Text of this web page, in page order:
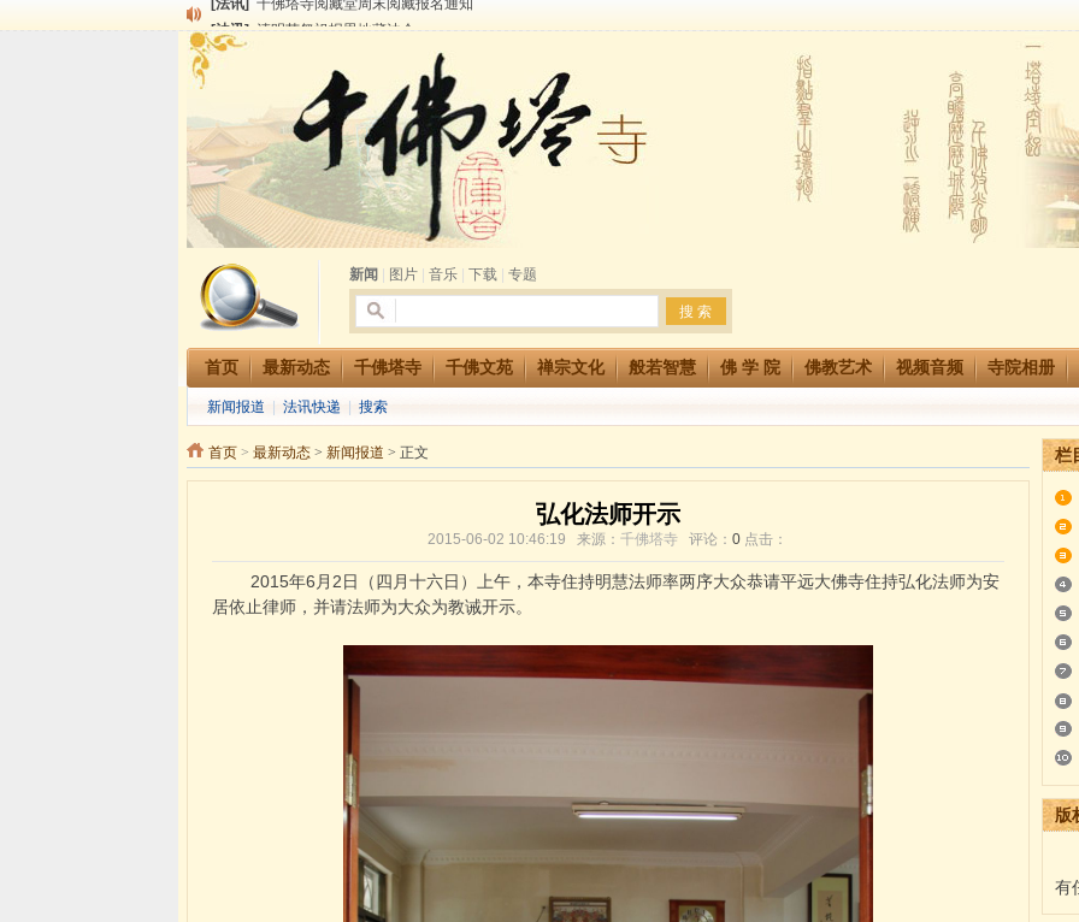
[法讯]
清明节祭祖报恩地藏法会
[法讯]
[法讯]
2015-3-26师父于法堂对大众的开示
广东千佛塔寺云门佛学院女众部 2016年招生简章
[法讯]
恭请海涛法师莅临千佛塔寺弘法
[法讯] 2014年七月大法会 祈福息灾地藏七 冥阳两利普渡群蒙盂兰盆
[法讯]
千佛塔寺云门佛学院女众部2014年招生简章
[法讯]
千佛塔寺兴建佛学院综合大楼缘起
[法讯]
共赴华藏世界 进入最后七天倒计时 殊胜华严法会 快快同享富贵庄严海
[法讯] 千佛塔寺阅藏堂周末阅藏报名通知
新闻
图片| 音乐| 下载| 专题
首页 最新动态 千佛塔寺 千佛文苑 禅宗文化 般若智慧 佛 学 院 佛教艺术 视频音频 寺院相册
新闻报道 法讯快递 搜索
首页> 最新动态> 新闻报道 > 正文
弘化法师开示
2015-06-02 10:46:19 来源： 千佛塔寺 评论： 0 点击：
2015年6月2日（四月十六日）上午，本寺住持明慧法师率两序大众恭请平远大佛寺住持弘化法师为安
居依止律师，并请法师为大众为教诫开示。
栏
版
有